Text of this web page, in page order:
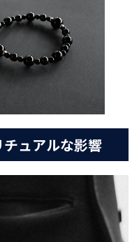
ュアルな影響